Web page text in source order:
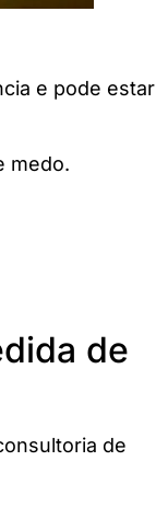
e pode estar
medo.
de
de